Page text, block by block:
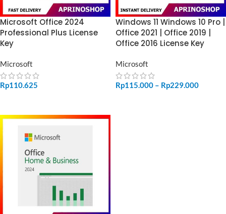
Microsoft Office 2024
Professional Plus License
Key
Microsoft
Rp110.625
Windows 11 Windows 10 Pro |
Office 2021 | Office 2019 |
Office 2016 License Key
Microsoft
Rp115.000 – Rp229.000